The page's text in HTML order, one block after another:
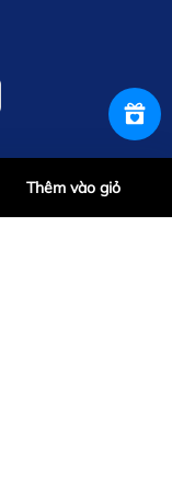
Thêm vào giỏ